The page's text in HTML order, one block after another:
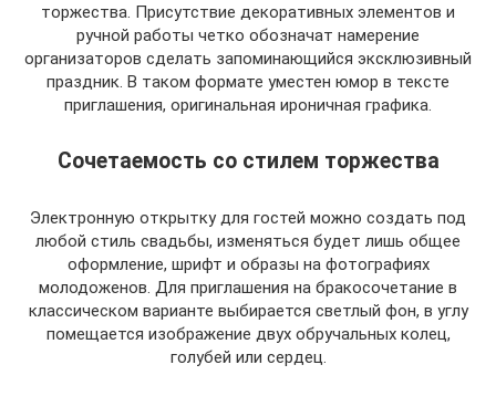
торжества. Присутствие декоративных элементов и
ручной работы четко обозначат намерение
организаторов сделать запоминающийся эксклюзивный
праздник. В таком формате уместен юмор в тексте
приглашения, оригинальная ироничная графика.
Сочетаемость со стилем торжества
Электронную открытку для гостей можно создать под
любой стиль свадьбы, изменяться будет лишь общее
оформление, шрифт и образы на фотографиях
молодоженов. Для приглашения на бракосочетание в
классическом варианте выбирается светлый фон, в углу
помещается изображение двух обручальных колец,
голубей или сердец.